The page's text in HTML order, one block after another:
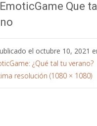
EmoticGame Que
el octubre 10, 2021
¿Qué tal tu verano?
resolución (1080 × 1080)